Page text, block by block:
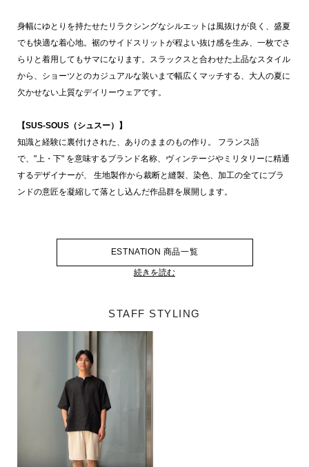
身幅にゆとりを持たせたリラクシングなシルエットは風抜けが良く、盛夏
でも快適な着心地。裾のサイドスリットが程よい抜け感を生み、一枚でさ
らりと着用してもサマになります。スラックスと合わせた上品なスタイル
から、ショーツとのカジュアルな装いまで幅広くマッチする、大人の夏に
欠かせない上質なデイリーウェアです。
【SUS-SOUS（シュスー）】
知識と経験に裏付けされた、ありのままのもの作り。 フランス語
で、"上・下" を意味するブランド名称、ヴィンテージやミリタリーに精通
するデザイナーが、 生地製作から裁断と縫製、染色、加工の全てにブラ
ンドの意匠を凝縮して落とし込んだ作品群を展開します。
ESTNATION 商品一覧
続きを読む
STAFF STYLING